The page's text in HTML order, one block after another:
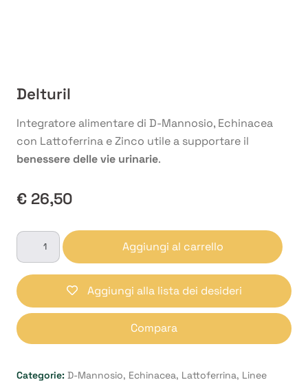
Delturil
Integratore alimentare di D-Mannosio, Echinacea
con Lattoferrina e Zinco utile a supportare il
benessere delle vie urinarie.
€ 26,50
Delturil
quantità
Aggiungi al carrello
Aggiungi alla lista dei desideri
Compara
Categorie: D-Mannosio, Echinacea, Lattoferrina, Linee